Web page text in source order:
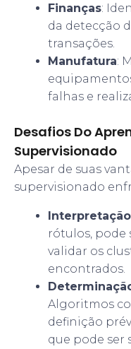
Finanças:
da detecção
transações.
Manufatura:
falhas e
Desafios Do
Supervisionado
Apesar de suas
supervisionado
rótulos,
validar os
encontrados.
Algoritmos
definição
que pode ser